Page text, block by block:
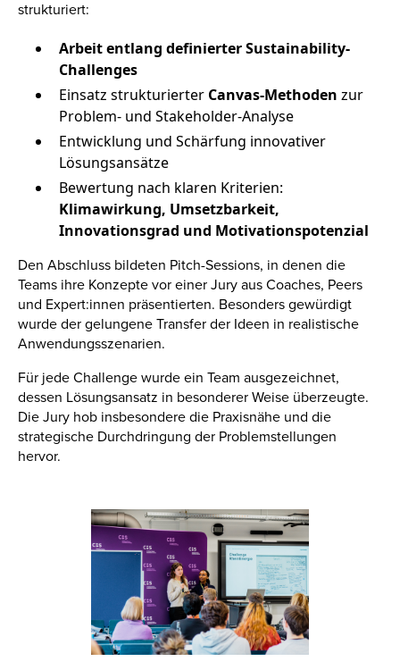
strukturiert:
Arbeit entlang definierter Sustainability-
Challenges
Einsatz strukturierter Canvas-Methoden zur
Problem- und Stakeholder-Analyse
Entwicklung und Schärfung innovativer
Lösungsansätze
Bewertung nach klaren Kriterien:
Klimawirkung, Umsetzbarkeit,
Innovationsgrad und Motivationspotenzial
Den Abschluss bildeten Pitch-Sessions, in denen die
Teams ihre Konzepte vor einer Jury aus Coaches, Peers
und Expert:innen präsentierten. Besonders gewürdigt
wurde der gelungene Transfer der Ideen in realistische
Anwendungsszenarien.
Für jede Challenge wurde ein Team ausgezeichnet,
dessen Lösungsansatz in besonderer Weise überzeugte.
Die Jury hob insbesondere die Praxisnähe und die
strategische Durchdringung der Problemstellungen
hervor.